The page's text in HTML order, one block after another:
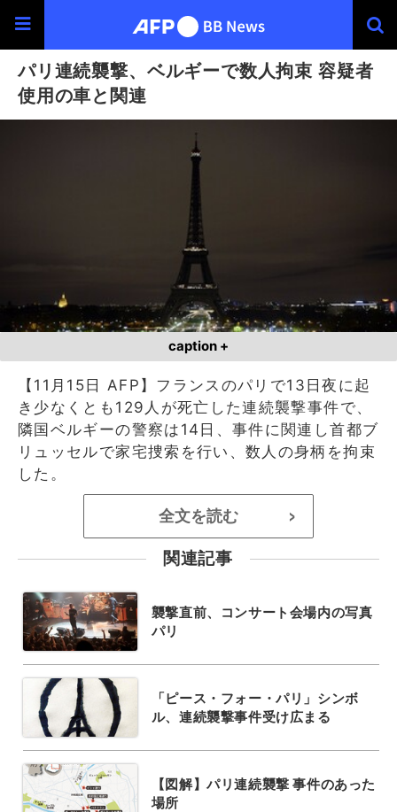
パリ連続襲撃、ベルギーで数人拘束 容疑者
使用の車と関連
caption +
【11月15日 AFP】フランスのパリで13日夜に起
き少なくとも129人が死亡した連続襲撃事件で、
隣国ベルギーの警察は14日、事件に関連し首都ブ
リュッセルで家宅捜索を行い、数人の身柄を拘束
した。
全文を読む >
関連記事
襲撃直前、コンサート会場内の写真
パリ
「ピース・フォー・パリ」シンボ
ル、連続襲撃事件受け広まる
【図解】パリ連続襲撃 事件のあった
場所